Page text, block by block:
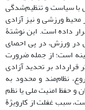
سیاست و تنظیم‌شدگی
ورزشی و نیز آزادی
داده است. این نوشتۀ
در ورزش، در پی احصای
است؛ از جمله ضرورت
بر تحدید آزادی
نظام‌مند و محدود به
و حفظ امنیت ملی یا نظم
سبب غفلت از کارویژۀ